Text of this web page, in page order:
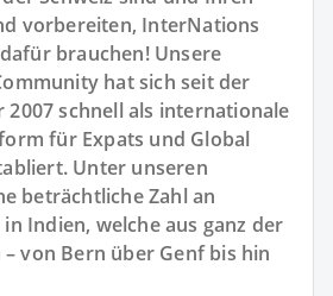
vorbereiten, InterNations
brauchen! Unsere
hat sich seit der
2007 schnell als internationale
für Expats und Global
Unter unseren
beträchtliche Zahl an
Indien, welche aus ganz der
von Bern über Genf bis hin